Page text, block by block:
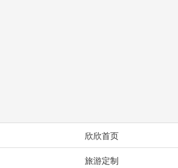
欣欣首页
旅游定制